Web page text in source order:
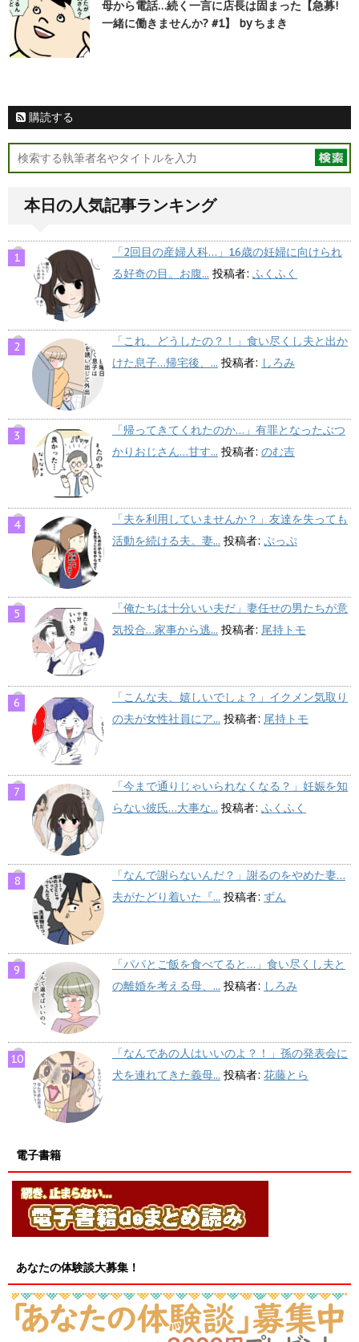
母から電話…続く一言に店長は固まった【急募!
一緒に働きませんか? #1】 by ちまき
購読する
本日の人気記事ランキング
「2回目の産婦人科…」16歳の妊婦に向けられ
る好奇の目。お腹... 投稿者: ふくふく
「これ、どうしたの？！」食い尽くし夫と出か
けた息子…帰宅後、... 投稿者: しろみ
「帰ってきてくれたのか…」有罪となったぶつ
かりおじさん…甘す... 投稿者: のむ吉
「夫を利用していませんか？」友達を失っても
活動を続ける夫。妻... 投稿者: ぷっぷ
「俺たちは十分いい夫だ」妻任せの男たちが意
気投合…家事から逃... 投稿者: 尾持トモ
「こんな夫、嬉しいでしょ？」イクメン気取り
の夫が女性社員にア... 投稿者: 尾持トモ
「今まで通りじゃいられなくなる？」妊娠を知
らない彼氏…大事な... 投稿者: ふくふく
「なんで謝らないんだ？」謝るのをやめた妻…
夫がたどり着いた『... 投稿者: ずん
「パパとご飯を食べてると…」食い尽くし夫と
の離婚を考える母、... 投稿者: しろみ
「なんであの人はいいのよ？！」孫の発表会に
犬を連れてきた義母... 投稿者: 花藤とら
電子書籍
あなたの体験談大募集！